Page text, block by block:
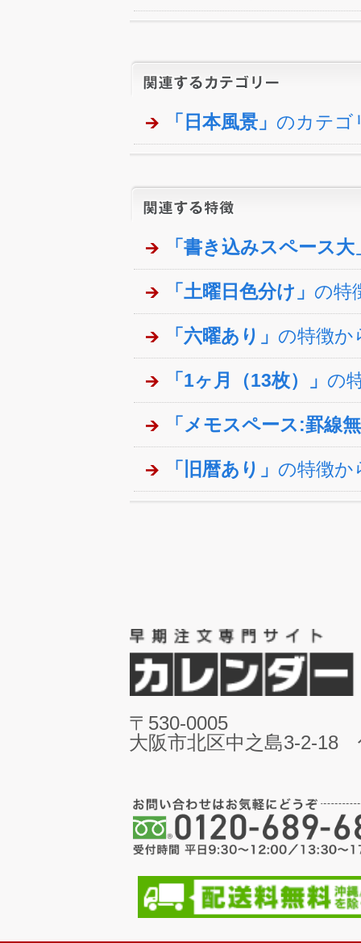
「日本風景」 のカテゴ
「書き込みスペース大
「土曜日色分け」 の特
「六曜あり」 の特徴か
「1ヶ月（13枚）」 の
「メモスペース:罫線
「旧暦あり」 の特徴か
〒530-0005
大阪市北区中之島3-2-18